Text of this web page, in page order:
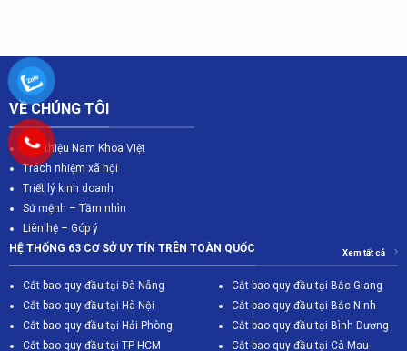
VỀ CHÚNG TÔI
Giới thiệu Nam Khoa Việt
Trách nhiệm xã hội
Triết lý kinh doanh
Sứ mệnh – Tầm nhìn
Liên hệ – Góp ý
HỆ THỐNG 63 CƠ SỞ UY TÍN TRÊN TOÀN QUỐC
Xem tất cả
Cắt bao quy đầu tại Đà Nẵng
Cắt bao quy đầu tại Hà Nội
Cắt bao quy đầu tại Hải Phòng
Cắt bao quy đầu tại TP HCM
Cắt bao quy đầu tại Bắc Giang
Cắt bao quy đầu tại Bắc Ninh
Cắt bao quy đầu tại Bình Dương
Cắt bao quy đầu tại Cà Mau